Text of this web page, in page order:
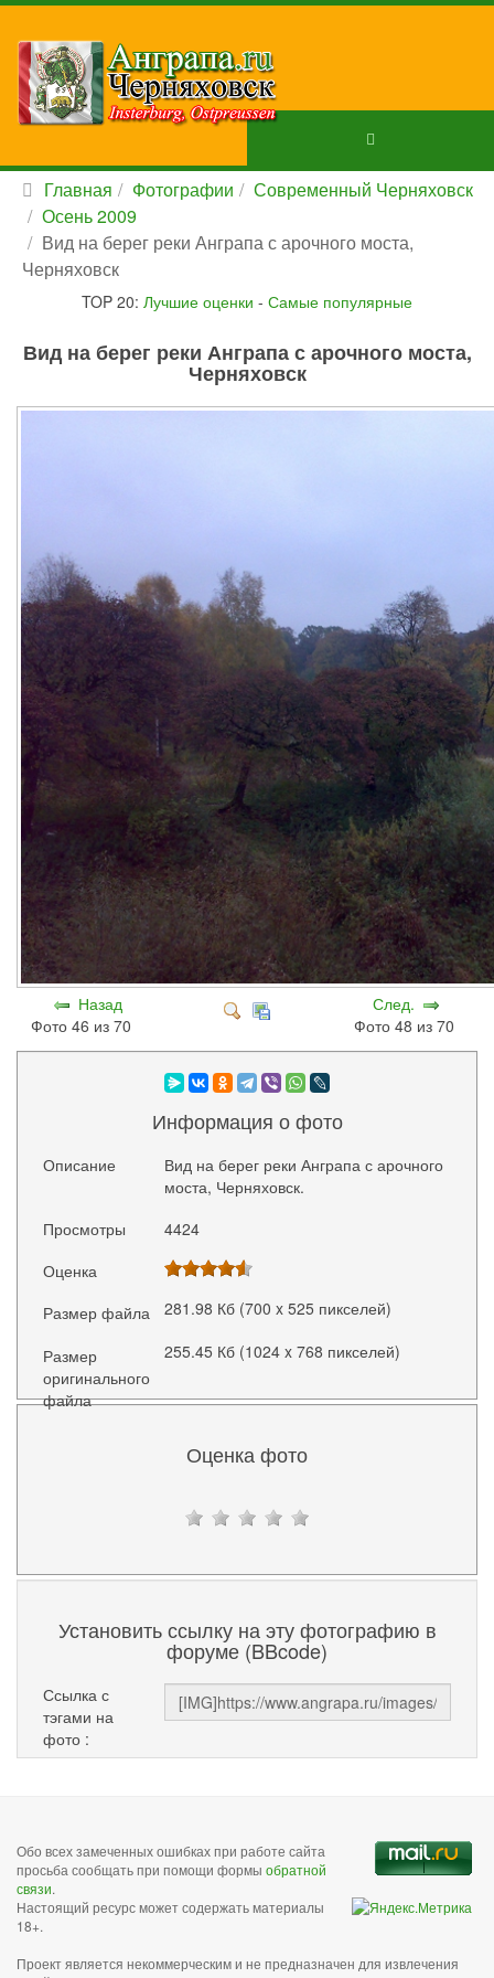
Главная Фотографии
Современный Черняховск
Осень 2009
Вид на берег реки Анграпа с арочного моста,
Черняховск
TOP 20: Лучшие оценки - Самые популярные
Вид на берег реки Анграпа с арочного моста,
Черняховск
Назад
Фото 46 из 70
След.
Фото 48 из 70
Информация о фото
Описание
Вид на берег реки Анграпа с арочного
моста, Черняховск.
Просмотры
4424
Оценка
Размер файла
281.98 Кб (700 x 525 пикселей)
Размер
оригинального
файла
255.45 Кб (1024 x 768 пикселей)
Оценка фото
Установить ссылку на эту фотографию в
форуме (BBcode)
Ссылка с
тэгами на
фото :
Обо всех замеченных ошибках при работе сайта
просьба сообщать при помощи формы обратной
связи.
Настоящий ресурс может содержать материалы
18+.
Проект является некоммерческим и не предназначен для извлечения